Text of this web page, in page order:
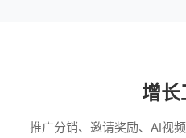
增长
推广分销、邀请奖励、AI视